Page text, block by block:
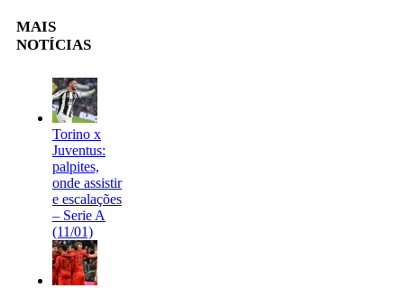
MAIS
NOTÍCIAS
Torino x
Juventus:
palpites,
onde assistir
e escalações
– Serie A
(11/01)